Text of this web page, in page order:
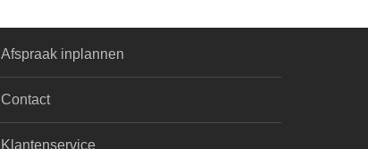
Afspraak inplannen
Contact
Klantenservice